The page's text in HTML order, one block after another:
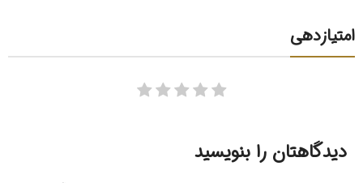
امتیازدهی
دیدگاهتان را بنویسید